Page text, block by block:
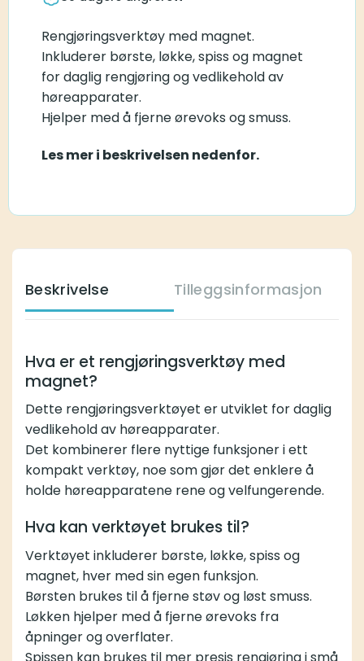
Rengjøringsverktøy med magnet.
Inkluderer børste, løkke, spiss og magnet
for daglig rengjøring og vedlikehold av
høreapparater.
Hjelper med å fjerne ørevoks og smuss.
Les mer i beskrivelsen nedenfor.
Beskrivelse Tilleggsinformasjon
Hva er et rengjøringsverktøy med
magnet?
Dette rengjøringsverktøyet er utviklet for daglig
vedlikehold av høreapparater.
Det kombinerer flere nyttige funksjoner i ett
kompakt verktøy, noe som gjør det enklere å
holde høreapparatene rene og velfungerende.
Hva kan verktøyet brukes til?
Verktøyet inkluderer børste, løkke, spiss og
magnet, hver med sin egen funksjon.
Børsten brukes til å fjerne støv og løst smuss.
Løkken hjelper med å fjerne ørevoks fra
åpninger og overflater.
Spissen kan brukes til mer presis rengjøring i små